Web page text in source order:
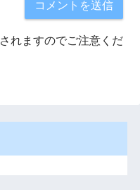
れますのでご注意くだ